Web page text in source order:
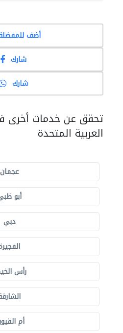
أضف
شارك
شارك
تحقق عن خدمات أخرى
العربية المتحدة
عجمان
أبو
دبي
رأس
أم